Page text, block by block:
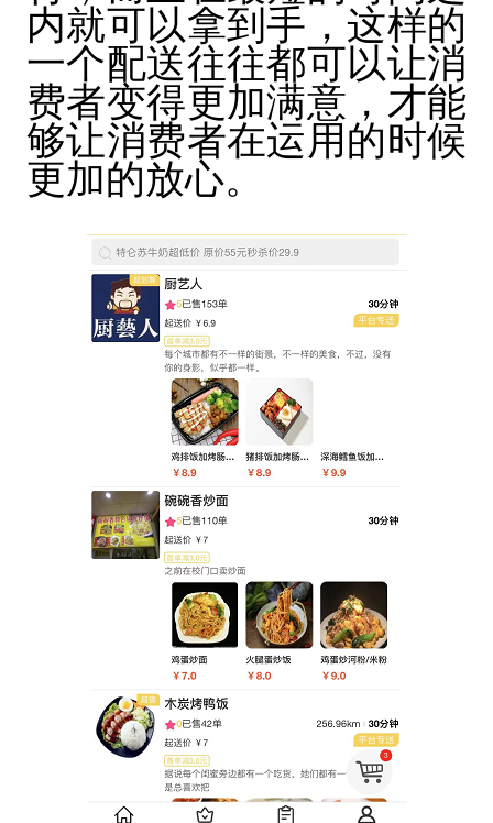
内就可以拿到手，这样的
一个配送往往都可以让消
费者变得更加满意，才能
够让消费者在运用的时候
更加的放心。